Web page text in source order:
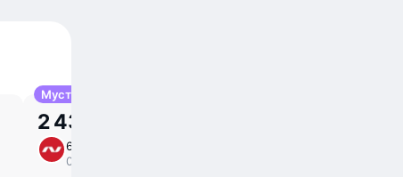
Мустақим
2 435 TJS
6 окт, вт
08:30 – 10:10